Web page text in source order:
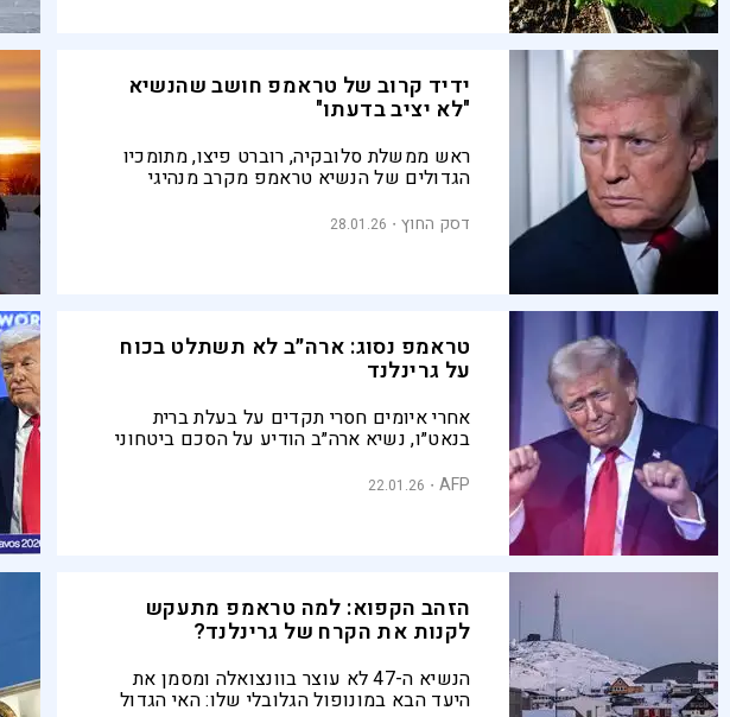
ידיד קרוב של טראמפ חושב שהנשיא
"לא יציב בדעתו"
ראש ממשלת סלובקיה, רוברט פיצו, מתומכיו
הגדולים של הנשיא טראמפ מקרב מנהיגי
- ויצא "מוטרד מאוד" מהשיחה, כך דווח באתר
"פוליטיקו"
דסק החוץ 28.01.26
טראמפ נסוג: ארה״ב לא תשתלט בכוח
על גרינלנד
אחרי איומים חסרי תקדים על בעלת ברית
בנאט״ו, נשיא ארה״ב הודיע על הסכם ביטחוני
AFP
22.01.26
הזהב הקפוא: למה טראמפ מתעקש
לקנות את הקרח של גרינלנד?
הנשיא ה-47 לא עוצר בוונצואלה ומסמן את
היעד הבא במונופול הגלובלי שלו: האי הגדול